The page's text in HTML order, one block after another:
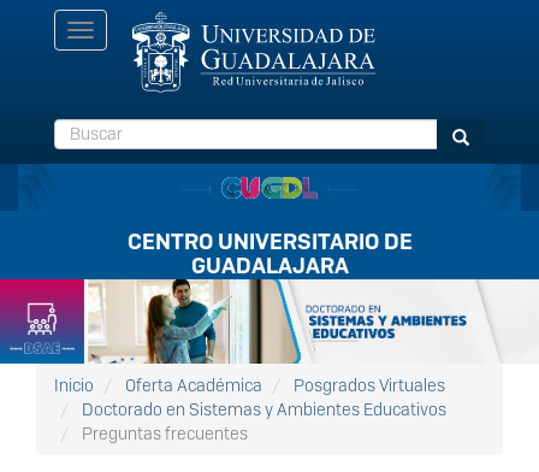
Toggle
navigation
Buscar Buscar
CENTRO UNIVERSITARIO DE
GUADALAJARA
Listón
FullScreen
Inicio Oferta Académica
Posgrados Virtuales
Doctorado en Sistemas y Ambientes Educativos
Preguntas frecuentes